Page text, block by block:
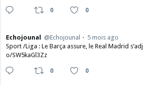
0 0
Echojounal @Echojounal
5 mois ago
Sport /Liga : Le Barça assure, le Real Madrid
o/SW5kaGl3Zz
0 0